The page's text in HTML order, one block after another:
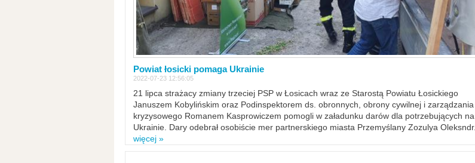
Powiat łosicki pomaga Ukrainie
2022-07-23 12:56:05
21 lipca strażacy zmiany trzeciej PSP w Łosicach wraz ze Starostą Powiatu Łosickiego
Januszem Kobylińskim oraz Podinspektorem ds. obronnych, obrony cywilnej i zarządzania
kryzysowego Romanem Kasprowiczem pomogli w załadunku darów dla potrzebujących na
Ukrainie. Dary odebrał osobiście mer partnerskiego miasta Przemyślany Zozulya Oleksndr.
więcej »